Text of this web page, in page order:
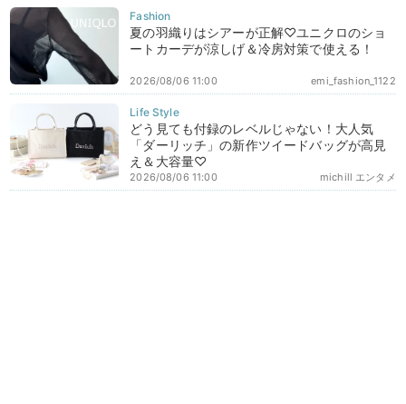
夏の羽織りはシアーが正解♡ユニクロのショ
ートカーデが涼しげ＆冷房対策で使える！
emi_fashion_1122
2026/08/06 11:00
どう見ても付録のレベルじゃない！大人気
「ダーリッチ」の新作ツイードバッグが高見
え＆大容量♡
michill エンタメ
2026/08/06 11:00